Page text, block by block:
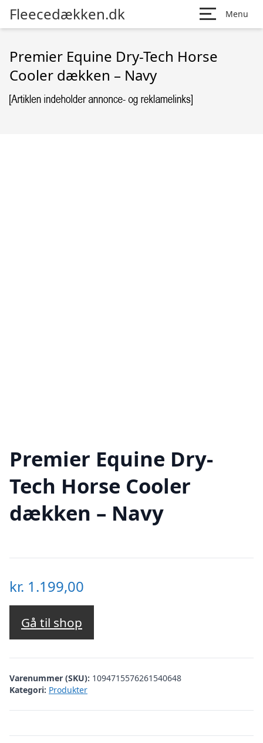
Fleecedækken.dk Menu
Premier Equine Dry-Tech Horse
Cooler dækken – Navy
Premier Equine Dry-
Tech Horse Cooler
dækken – Navy
kr. 1.199,00
Gå til shop
Varenummer (SKU): 1094715576261540648
Kategori: Produkter